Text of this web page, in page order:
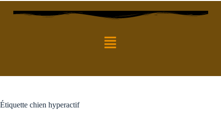
Étiquette chien hyperactif